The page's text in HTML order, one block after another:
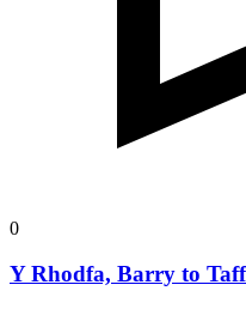
0
Y Rhodfa, Barry to